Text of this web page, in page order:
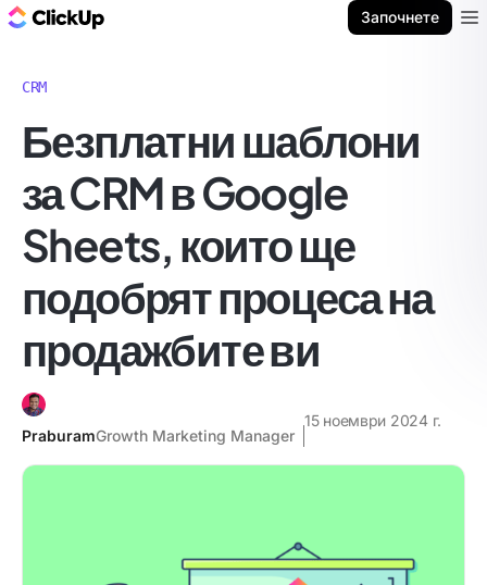
Започнете
CRM
Безплатни шаблони
за CRM в Google
Sheets, които ще
подобрят процеса на
продажбите ви
PraburamGrowth Marketing Manager
15 ноември 2024 г.